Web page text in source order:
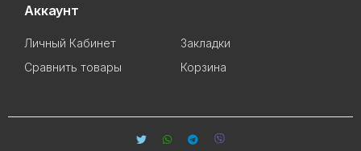
Аккаунт
Личный Кабинет
Закладки
Сравнить товары
Корзина